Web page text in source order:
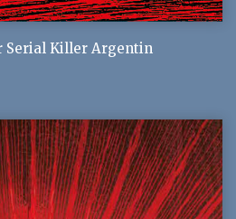
Serial Killer Argentin